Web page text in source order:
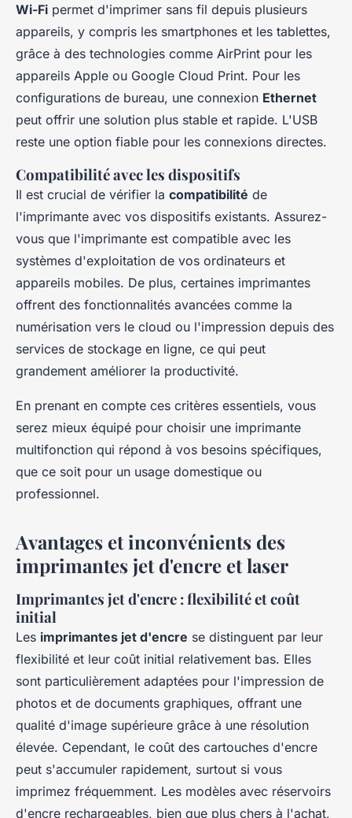
Wi-Fi permet d'imprimer sans fil depuis plusieurs
appareils, y compris les smartphones et les tablettes,
grâce à des technologies comme AirPrint pour les
appareils Apple ou Google Cloud Print. Pour les
configurations de bureau, une connexion Ethernet
peut offrir une solution plus stable et rapide. L'USB
reste une option fiable pour les connexions directes.
Compatibilité avec les dispositifs
Il est crucial de vérifier la compatibilité de
l'imprimante avec vos dispositifs existants. Assurez-
vous que l'imprimante est compatible avec les
systèmes d'exploitation de vos ordinateurs et
appareils mobiles. De plus, certaines imprimantes
offrent des fonctionnalités avancées comme la
numérisation vers le cloud ou l'impression depuis des
services de stockage en ligne, ce qui peut
grandement améliorer la productivité.
En prenant en compte ces critères essentiels, vous
serez mieux équipé pour choisir une imprimante
multifonction qui répond à vos besoins spécifiques,
que ce soit pour un usage domestique ou
professionnel.
Avantages et inconvénients des
imprimantes jet d'encre et laser
Imprimantes jet d'encre : flexibilité et coût
initial
Les imprimantes jet d'encre se distinguent par leur
flexibilité et leur coût initial relativement bas. Elles
sont particulièrement adaptées pour l'impression de
photos et de documents graphiques, offrant une
qualité d'image supérieure grâce à une résolution
élevée. Cependant, le coût des cartouches d'encre
peut s'accumuler rapidement, surtout si vous
imprimez fréquemment. Les modèles avec réservoirs
d'encre rechargeables, bien que plus chers à l'achat,